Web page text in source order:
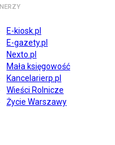
E-kiosk.pl
E-gazety.pl
Nexto.pl
Mała księgowość
Kancelarierp.pl
Wieści Rolnicze
Życie Warszawy